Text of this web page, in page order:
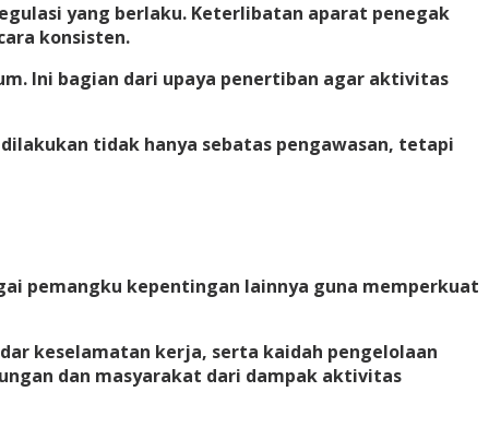
yang berlaku. Keterlibatan aparat penegak
konsisten.
Ini bagian dari upaya penertiban agar aktivitas
tidak hanya sebatas pengawasan, tetapi
pemangku kepentingan lainnya guna memperkuat
keselamatan kerja, serta kaidah pengelolaan
dan masyarakat dari dampak aktivitas